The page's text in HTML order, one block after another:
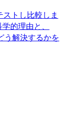
トし比較しま
的理由と、
う解決するかを